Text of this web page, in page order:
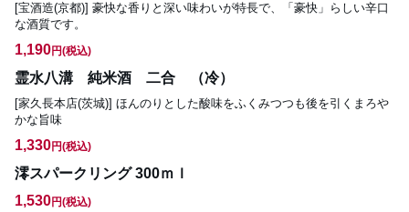
[宝酒造(京都)] 豪快な香りと深い味わいが特長で、「豪快」らしい辛口
な酒質です。
1,190円(税込)
霊水八溝 純米酒 二合 （冷）
[家久長本店(茨城)] ほんのりとした酸味をふくみつつも後を引くまろや
かな旨味
1,330円(税込)
澪スパークリング 300ｍｌ
1,530円(税込)